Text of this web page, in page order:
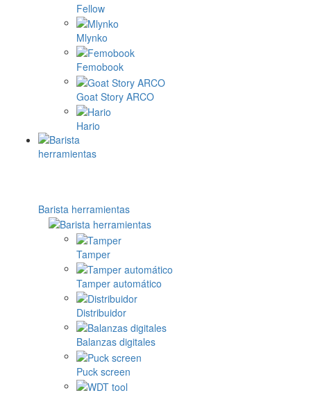
Fellow
Mlynko
Femobook
Goat Story ARCO
Hario
Barista herramientas
Tamper
Tamper automático
Distribuidor
Balanzas digitales
Puck screen